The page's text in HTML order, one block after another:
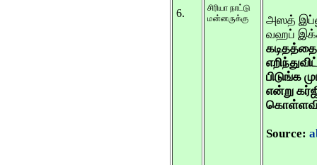
6.
சிரியா நாட்டு
மன்னருக்கு
அஸத்
வஹப்
பிடுங்க
என்று
Source: